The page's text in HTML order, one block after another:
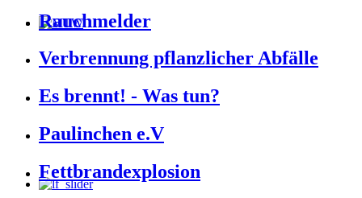
Rauchmelder
Verbrennung pflanzlicher Abfälle
Es brennt! - Was tun?
Paulinchen e.V
Fettbrandexplosion